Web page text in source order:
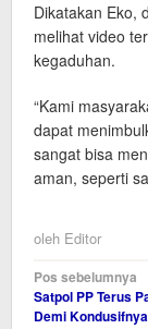
Dikatakan Eko,
melihat video
kegaduhan.
“Kami
dapat
sangat bisa
aman, seperti
oleh Editor
Navigasi
pos
Pos sebelumnya
Satpol PP Terus
Demi